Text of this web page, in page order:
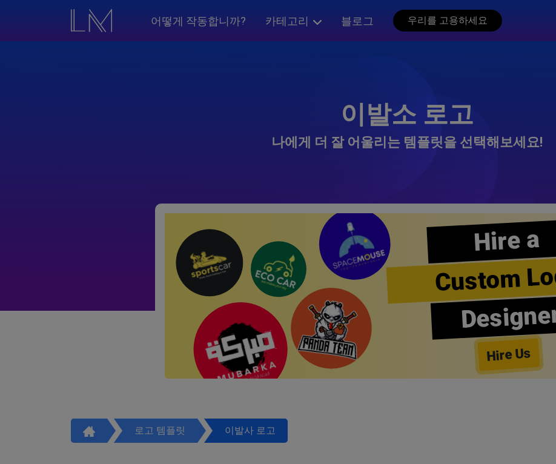
어떻게 작동합니까? 카테고리 블로그 우리를 고용하세요
이발소 로고
나에게 더 잘 어울리는 템플릿을 선택해보세요!
Hire a
Custom
Hire Us
로고 템플릿 이발사 로고